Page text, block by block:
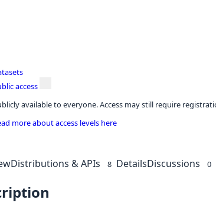
access
available to everyone. Access may still require
more about access levels here
Distributions & APIs 8 DetailsDiscussions 0